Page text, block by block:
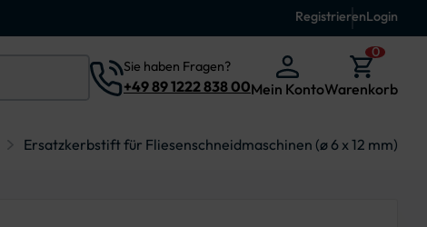
RegistrierenLogin
Sie haben Fragen?
+49 89 1222 838 00Mein Konto
0
Warenkorb
Ersatzkerbstift für Fliesenschneidmaschinen (ø 6 x 12 mm)